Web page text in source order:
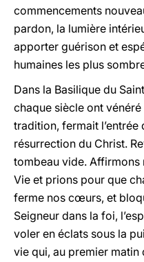
commencements
pardon, la lumière
apporter guérison et
humaines les plus
Dans la Basilique du
chaque siècle ont
tradition, fermait l’entrée
résurrection du Christ.
tombeau vide.
Vie et prions pour que
ferme nos cœurs, et
Seigneur dans la foi,
voler en éclats sous la
vie qui, au premier matin